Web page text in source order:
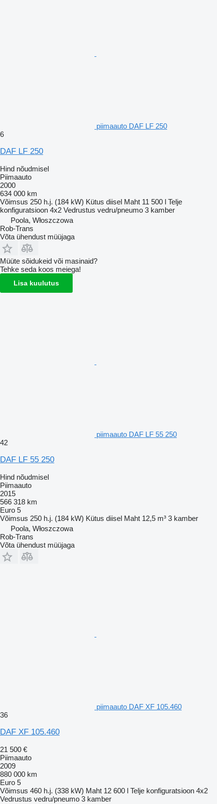
piimaauto DAF LF 250
6
DAF LF 250
Hind nõudmisel
Piimaauto
2000
634 000 km
Võimsus 250 h.j. (184 kW) Kütus diisel Maht 11 500 l Telje
konfiguratsioon 4x2 Vedrustus vedru/pneumo 3 kamber
Poola, Włoszczowa
Rob-Trans
Võta ühendust müüjaga
Müüte sõidukeid või masinaid?
Tehke seda koos meiega!
Lisa kuulutus
piimaauto DAF LF 55 250
42
DAF LF 55 250
Hind nõudmisel
Piimaauto
2015
566 318 km
Euro 5
Võimsus 250 h.j. (184 kW) Kütus diisel Maht 12,5 m³ 3 kamber
Poola, Włoszczowa
Rob-Trans
Võta ühendust müüjaga
piimaauto DAF XF 105.460
36
DAF XF 105.460
21 500 €
Piimaauto
2009
880 000 km
Euro 5
Võimsus 460 h.j. (338 kW) Maht 12 600 l Telje konfiguratsioon 4x2
Vedrustus vedru/pneumo 3 kamber